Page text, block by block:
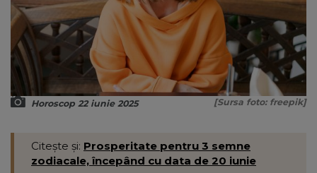
Horoscop 22 iunie 2025 [Sursa foto: freepik]
Citește și: Prosperitate pentru 3 semne
zodiacale, începând cu data de 20 iunie